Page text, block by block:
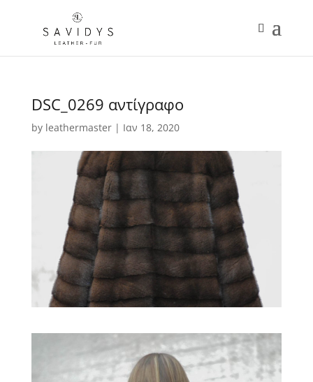
DSC_0269 αντίγραφο
by leathermaster| Ιαν 18, 2020